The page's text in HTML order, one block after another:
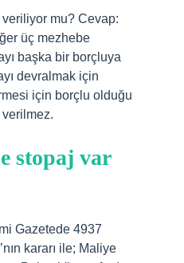
mu? Cevap:
üç mezhebe
başka bir borçluya
devralmak için
için borçlu olduğu
stopaj var
Gazetede 4937
kararı ile; Maliye